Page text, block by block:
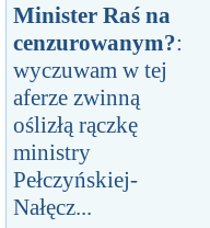
Minister Raś na
cenzurowanym?:
wyczuwam w tej
aferze zwinną
oślizłą rączkę
ministry
Pełczyńskiej-
Nałęcz...